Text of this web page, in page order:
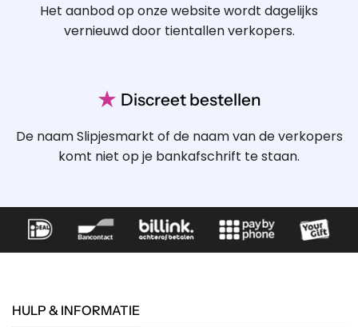
Het aanbod op onze website wordt dagelijks
vernieuwd door tientallen verkopers.
★ Discreet bestellen
De naam Slipjesmarkt of de naam van de verkopers
komt niet op je bankafschrift te staan.
HULP & INFORMATIE